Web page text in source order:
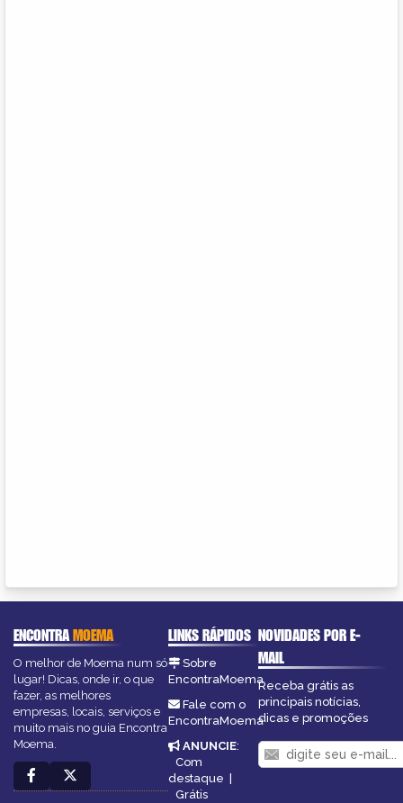
ENCONTRAMOEMA
O melhor de Moema num só
lugar! Dicas, onde ir, o que
fazer, as melhores
empresas, locais, serviços e
muito mais no guia Encontra
Moema.
LINKS RÁPIDOS
Sobre
EncontraMoema
Fale com o
EncontraMoema
ANUNCIE:
Com
destaque
Grátis
NOVIDADES POR E-
MAIL
Receba grátis as
principais notícias,
dicas e promoções